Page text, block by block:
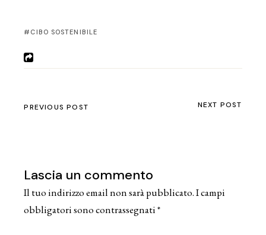
CIBO SOSTENIBILE
PREVIOUS POST NEXT POST
Lascia un commento
Il tuo indirizzo email non sarà pubblicato.I campi
obbligatori sono contrassegnati*